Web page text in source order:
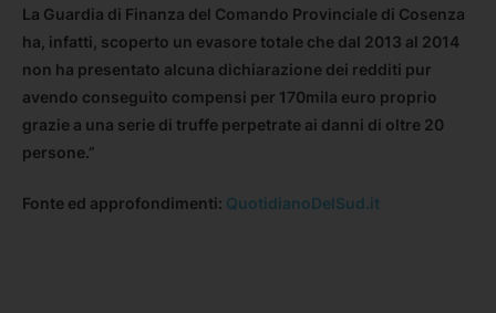
La Guardia di Finanza del Comando Provinciale di Cosenza
ha, infatti, scoperto un evasore totale che dal 2013 al 2014
non ha presentato alcuna dichiarazione dei redditi pur
avendo conseguito compensi per 170mila euro proprio
grazie a una serie di truffe perpetrate ai danni di oltre 20
persone.”
Fonte ed approfondimenti: QuotidianoDelSud.it